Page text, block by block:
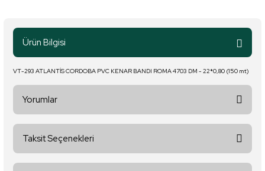
Ürün Bilgisi
VT-293 ATLANTİS CORDOBA PVC KENAR BANDI ROMA 4703 DM - 22*0,80 (150 mt)
Yorumlar
Taksit Seçenekleri